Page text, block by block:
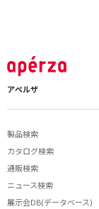
アペルザ
製品検索
カタログ検索
通販検索
ニュース検索
展示会DB(データベース)